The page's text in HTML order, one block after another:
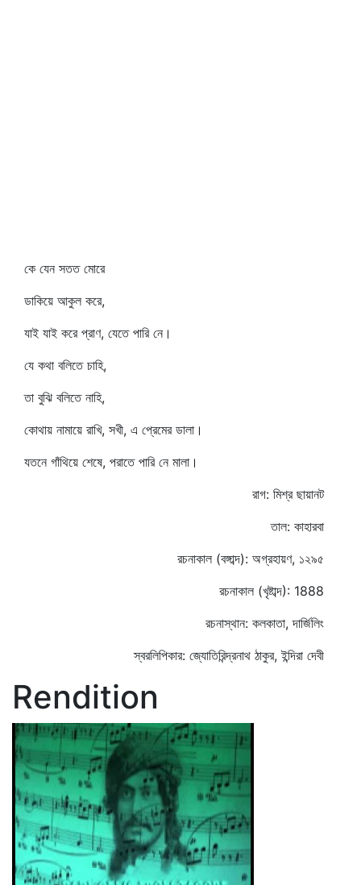
কে যেন সতত মোরে
ডাকিয়ে আকুল করে,
যাই যাই করে প্রাণ, যেতে পারি নে।
যে কথা বলিতে চাহি,
তা বুঝি বলিতে নাহি,
কোথায় নামায়ে রাখি, সখী, এ প্রেমের ডালা।
যতনে গাঁথিয়ে শেষে, পরাতে পারি নে মালা।
রাগ: মিশ্র ছায়ানট
তাল: কাহারবা
রচনাকাল (বঙ্গাব্দ): অগ্রহায়ণ, ১২৯৫
রচনাকাল (খৃষ্টাব্দ): 1888
রচনাস্থান: কলকাতা, দার্জিলিং
স্বরলিপিকার: জ্যোতিরিন্দ্রনাথ ঠাকুর, ইন্দিরা দেবী
Rendition